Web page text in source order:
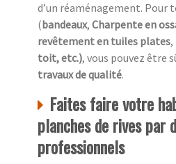
d’un réaménagement. Pour
(bandeaux, Charpente en
revêtement en tuiles plates,
toit, etc.), vous pouvez être
travaux de qualité.
Faites faire votre
planches de rives par
professionnels